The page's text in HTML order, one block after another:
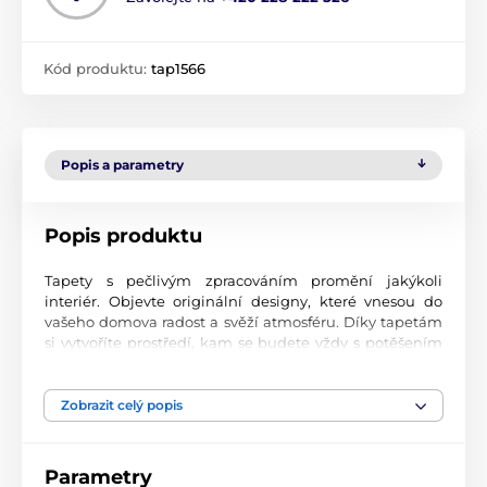
Kód produktu: tap1566
Popis a parametry
Popis produktu
Tapety s pečlivým zpracováním promění jakýkoli
interiér. Objevte originální designy, které vnesou do
vašeho domova radost a svěží atmosféru. Díky tapetám
si vytvoříte prostředí, kam se budete vždy s potěšením
Špičková kvalita tisku
silný prvek místnosti. Jsou vytištěny na vysoce kvalitní
Zobrazit celý popis
Parametry